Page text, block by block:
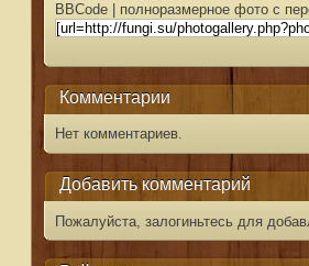
BBCode | полноразмерное фото с
Комментарии
Нет комментариев.
Добавить комментарий
Пожалуйста, залогиньтесь для